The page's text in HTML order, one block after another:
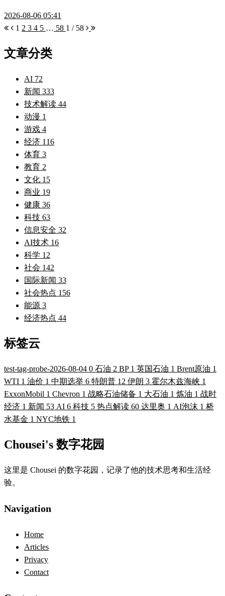
2026-08-06 05:41
1 2 3 4 5 … 58 1 / 58
文章分类
AI 72
新闻 333
技术解读 44
动漫 1
游戏 4
经济 116
体育 3
教育 2
文化 15
商业 19
健康 36
科技 63
信息安全 32
AI技术 16
科学 12
社会 142
国际新闻 33
社会热点 156
能源 3
经济热点 44
标签云
test-tag-probe-2026-08-04 0 石油 2 BP 1 英国石油 1 Brent原油 1
WTI 1 油价 1 中期选举 6 特朗普 12 伊朗 3 霍尔木兹海峡 1
ExxonMobil 1 Chevron 1 战略石油储备 1 大石油 1 炼油 1 战时
经济 1 新闻 53 AI 6 科技 5 热点解读 60 达里奥 1 AI泡沫 1 桥
水基金 1 NYC地铁 1
Chousei's 数字花园
这里是 Chousei 的数字花园，记录了他的技术思考和生活经
验。
Navigation
Home
Articles
Privacy
Contact